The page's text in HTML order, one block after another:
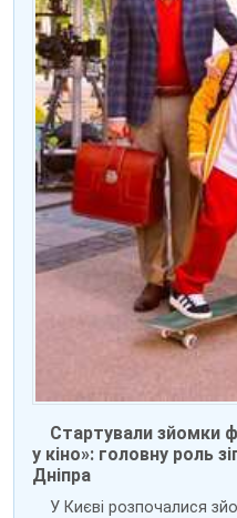
Стартували зйомки
у кіно»: головну роль
Дніпра
У Києві розпочалися